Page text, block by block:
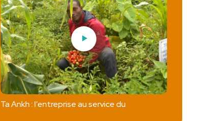
Ta Ankh : l’entreprise au service du